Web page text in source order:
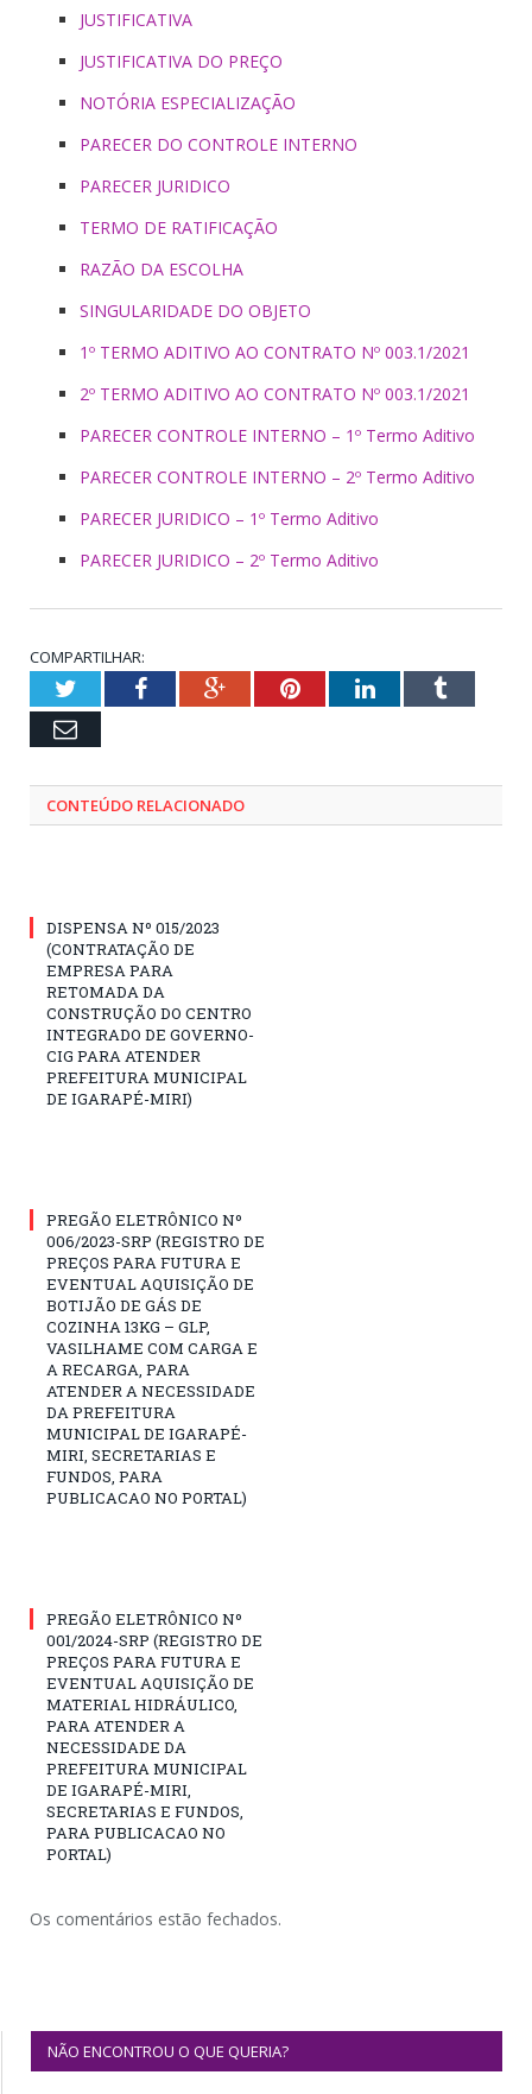
JUSTIFICATIVA
JUSTIFICATIVA DO PREÇO
NOTÓRIA ESPECIALIZAÇÃO
PARECER DO CONTROLE INTERNO
PARECER JURIDICO
TERMO DE RATIFICAÇÃO
RAZÃO DA ESCOLHA
SINGULARIDADE DO OBJETO
1º TERMO ADITIVO AO CONTRATO Nº 003.1/2021
2º TERMO ADITIVO AO CONTRATO Nº 003.1/2021
PARECER CONTROLE INTERNO – 1º Termo Aditivo
PARECER CONTROLE INTERNO – 2º Termo Aditivo
PARECER JURIDICO – 1º Termo Aditivo
PARECER JURIDICO – 2º Termo Aditivo
COMPARTILHAR:
TwitterFacebookGoogle+PinterestLinkedInTumblr
Email
CONTEÚDO RELACIONADO
DISPENSA Nº 015/2023
(CONTRATAÇÃO DE
EMPRESA PARA
RETOMADA DA
CONSTRUÇÃO DO CENTRO
INTEGRADO DE GOVERNO-
CIG PARA ATENDER
PREFEITURA MUNICIPAL
DE IGARAPÉ-MIRI)
PREGÃO ELETRÔNICO Nº
006/2023-SRP (REGISTRO DE
PREÇOS PARA FUTURA E
EVENTUAL AQUISIÇÃO DE
BOTIJÃO DE GÁS DE
COZINHA 13KG – GLP,
VASILHAME COM CARGA E
A RECARGA, PARA
ATENDER A NECESSIDADE
DA PREFEITURA
MUNICIPAL DE IGARAPÉ-
MIRI, SECRETARIAS E
FUNDOS, PARA
PUBLICACAO NO PORTAL)
PREGÃO ELETRÔNICO Nº
001/2024-SRP (REGISTRO DE
PREÇOS PARA FUTURA E
EVENTUAL AQUISIÇÃO DE
MATERIAL HIDRÁULICO,
PARA ATENDER A
NECESSIDADE DA
PREFEITURA MUNICIPAL
DE IGARAPÉ-MIRI,
SECRETARIAS E FUNDOS,
PARA PUBLICACAO NO
PORTAL)
Os comentários estão fechados.
NÃO ENCONTROU O QUE QUERIA?